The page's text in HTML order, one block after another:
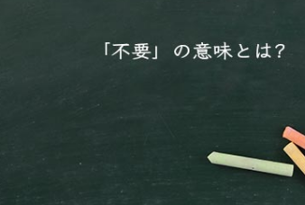
「不要」の読み方
「不要」の対義語
「不要」を使った言葉・慣用句や熟語・関